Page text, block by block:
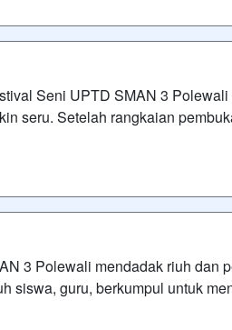
Seni UPTD SMAN 3
seru. Setelah rangkaian
3 Polewali mendadak riuh dan
siswa, guru, berkumpul untuk